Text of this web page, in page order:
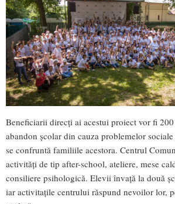
Beneficiarii direcți ai acestui proiect vor fi
abandon școlar din cauza problemelor
se confruntă familiile acestora. Centrul
activități de tip after-school, ateliere, mese
consiliere psihologică. Elevii învață la două
iar activitaţile centrului răspund nevoilor lor,